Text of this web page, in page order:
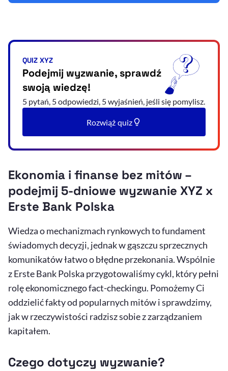
QUIZ XYZ
Podejmij wyzwanie, sprawdź
swoją wiedzę!
5 pytań, 5 odpowiedzi, 5 wyjaśnień, jeśli się pomylisz.
Rozwiąż quiz
Ekonomia i finanse bez mitów –
podejmij 5-dniowe wyzwanie XYZ x
Erste Bank Polska
Wiedza o mechanizmach rynkowych to fundament
świadomych decyzji, jednak w gąszczu sprzecznych
komunikatów łatwo o błędne przekonania. Wspólnie
z Erste Bank Polska przygotowaliśmy cykl, który pełni
rolę ekonomicznego fact-checkingu. Pomożemy Ci
oddzielić fakty od popularnych mitów i sprawdzimy,
jak w rzeczywistości radzisz sobie z zarządzaniem
kapitałem.
Czego dotyczy wyzwanie?